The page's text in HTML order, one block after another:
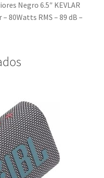
Negro 6.5″ KEVLAR
80Watts RMS – 89 dB –